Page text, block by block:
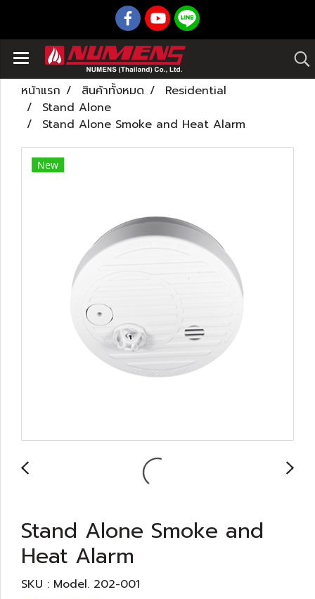
หน้าแรก สินค้าทั้งหมด
Residential
Stand Alone
Stand Alone Smoke and Heat Alarm
New
Stand Alone Smoke and
Heat Alarm
SKU : Model. 202-001